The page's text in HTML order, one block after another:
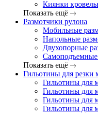
Киянки
Показать ещё
Размотчики рулона
Мобильные
Напольные
Двухопорные
Самоподъемные
Показать ещё
Гильотины для резки
Гильотины для
Гильотины для
Гильотины для
Гильотины для